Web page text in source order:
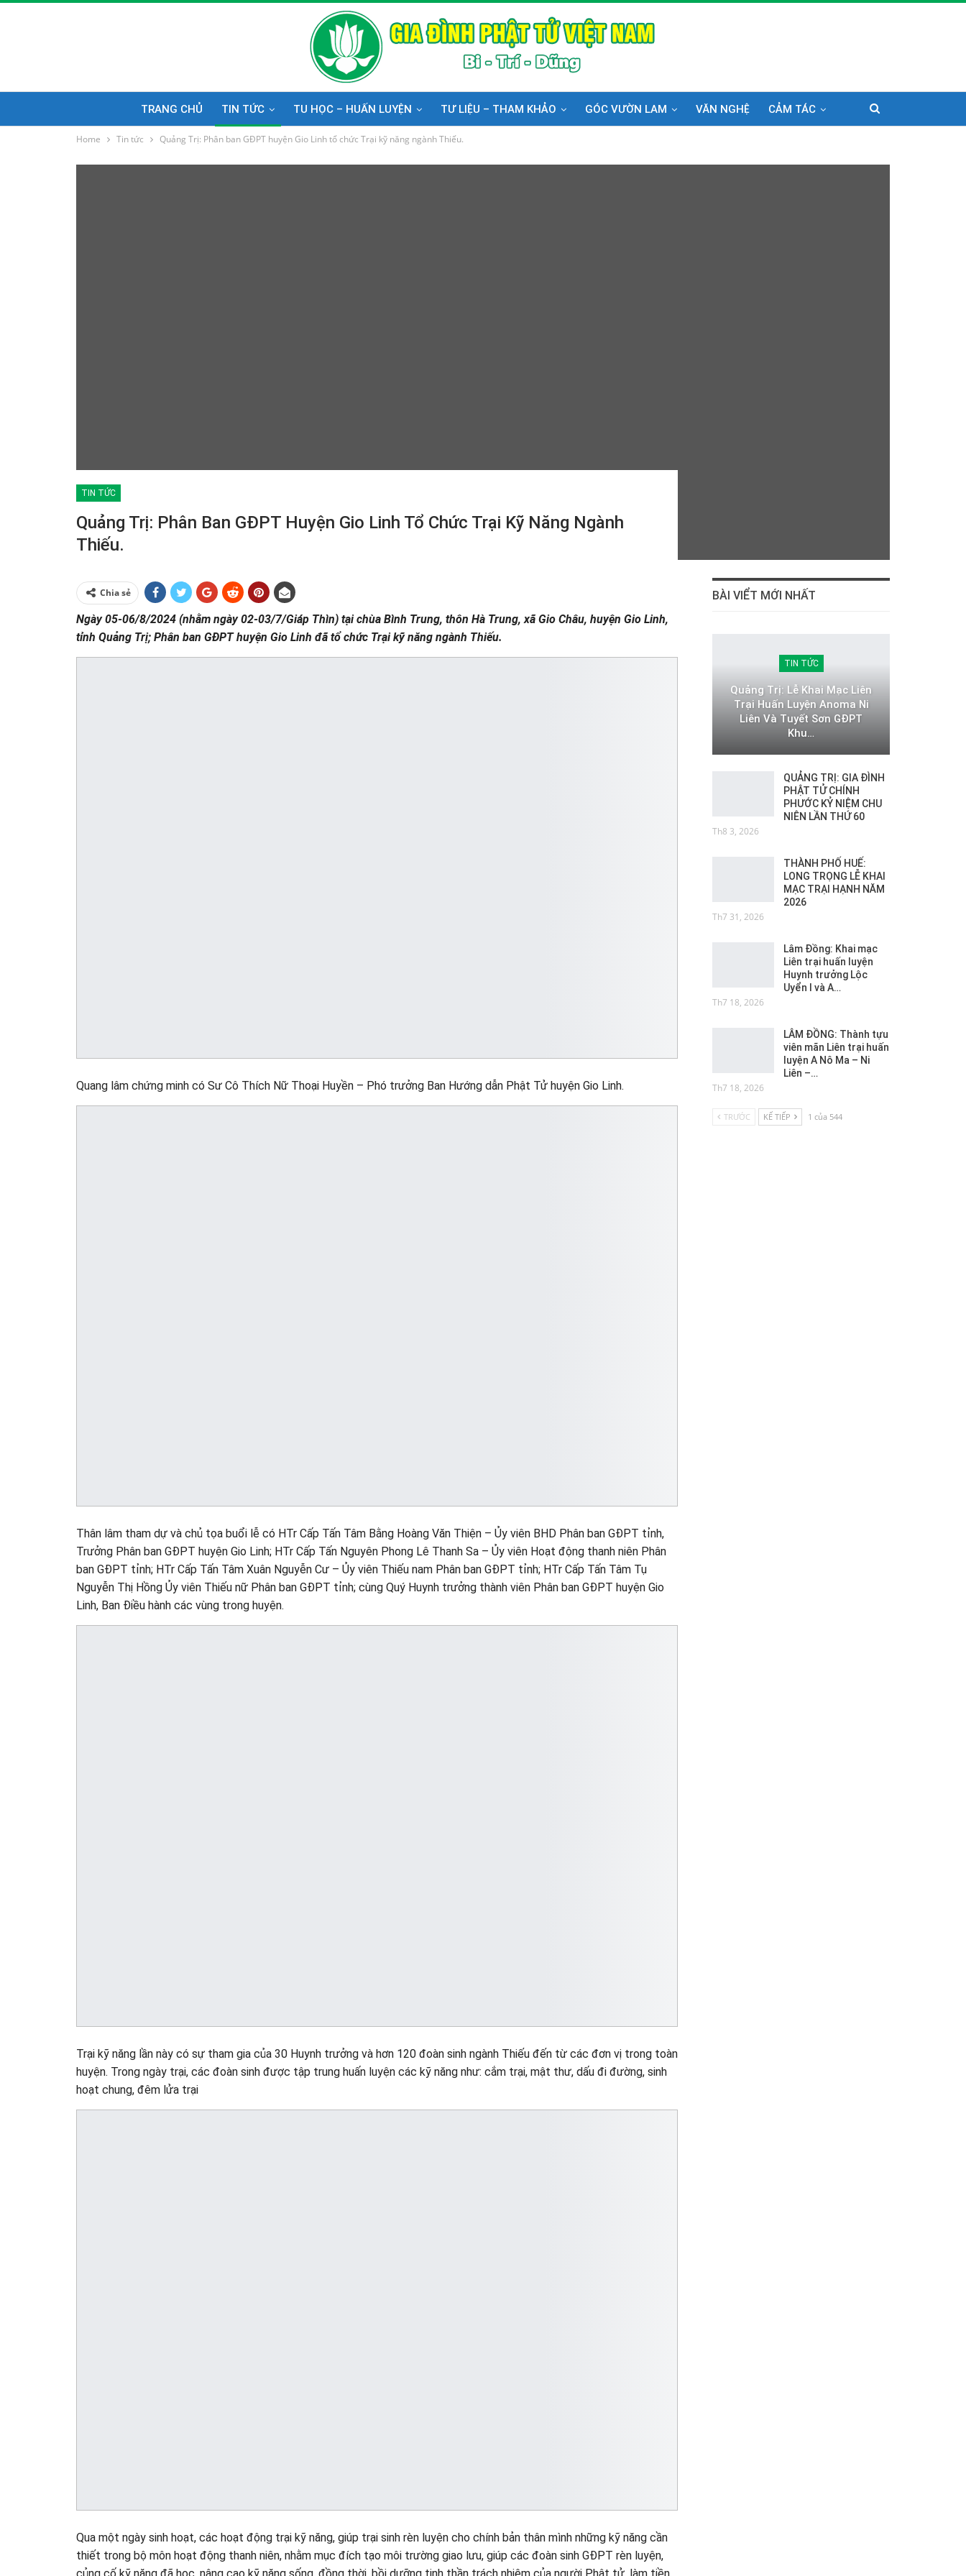
TRANG CHỦ TIN TỨC TU HỌC – HUẤN LUYỆN TƯ LIỆU – THAM KHẢO GÓC VƯỜN LAM VĂN NGHỆ CẢM TÁC
Home Tin tức Quảng Trị: Phân ban GĐPT huyện Gio Linh tổ chức Trại kỹ năng ngành Thiếu.
TIN TỨC
Quảng Trị: Phân Ban GĐPT Huyện Gio Linh Tổ Chức Trại Kỹ Năng Ngành
Thiếu.
Chia sẻ
Ngày 05-06/8/2024 (nhằm ngày 02-03/7/Giáp Thìn) tại chùa Bình Trung, thôn Hà Trung, xã Gio Châu, huyện Gio Linh,
tỉnh Quảng Trị; Phân ban GĐPT huyện Gio Linh đã tổ chức Trại kỹ năng ngành Thiếu.
Quang lâm chứng minh có Sư Cô Thích Nữ Thoại Huyền – Phó trưởng Ban Hướng dẫn Phật Tử huyện Gio Linh.
Thân lâm tham dự và chủ tọa buổi lễ có HTr Cấp Tấn Tâm Bằng Hoàng Văn Thiện – Ủy viên BHD Phân ban GĐPT tỉnh,
Trưởng Phân ban GĐPT huyện Gio Linh; HTr Cấp Tấn Nguyên Phong Lê Thanh Sa – Ủy viên Hoạt động thanh niên Phân
ban GĐPT tỉnh; HTr Cấp Tấn Tâm Xuân Nguyễn Cư – Ủy viên Thiếu nam Phân ban GĐPT tỉnh; HTr Cấp Tấn Tâm Tụ
Nguyễn Thị Hồng Ủy viên Thiếu nữ Phân ban GĐPT tỉnh; cùng Quý Huynh trưởng thành viên Phân ban GĐPT huyện Gio
Linh, Ban Điều hành các vùng trong huyện.
Trại kỹ năng lần này có sự tham gia của 30 Huynh trưởng và hơn 120 đoàn sinh ngành Thiếu đến từ các đơn vị trong toàn
huyện. Trong ngày trại, các đoàn sinh được tập trung huấn luyện các kỹ năng như: cắm trại, mật thư, dấu đi đường, sinh
hoạt chung, đêm lửa trại
Qua một ngày sinh hoạt, các hoạt động trại kỹ năng, giúp trại sinh rèn luyện cho chính bản thân mình những kỹ năng cần
thiết trong bộ môn hoạt động thanh niên, nhằm mục đích tạo môi trường giao lưu, giúp các đoàn sinh GĐPT rèn luyện,
BÀI VIỂT MỚI NHẤT
TIN TỨC
Quảng Trị: Lễ Khai Mạc Liên
Trại Huấn Luyện Anoma Ni
Liên Và Tuyết Sơn GĐPT
Khu…
QUẢNG TRỊ: GIA ĐÌNH
PHẬT TỬ CHÍNH
PHƯỚC KỶ NIỆM CHU
NIÊN LẦN THỨ 60
Th8 3, 2026
THÀNH PHỐ HUẾ:
LONG TRỌNG LỄ KHAI
MẠC TRẠI HẠNH NĂM
2026
Th7 31, 2026
Lâm Đồng: Khai mạc
Liên trại huấn luyện
Huynh trưởng Lộc
Uyển I và A…
Th7 18, 2026
LÂM ĐỒNG: Thành tựu
viên mãn Liên trại huấn
luyện A Nô Ma – Ni
Liên –…
Th7 18, 2026
TRƯỚC KẾ TIẾP 1 của 544